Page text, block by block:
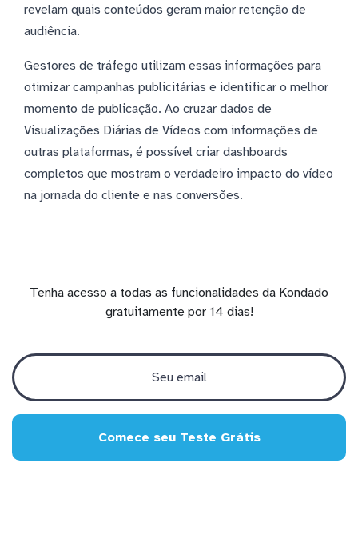
revelam quais conteúdos geram maior retenção de
audiência.
Gestores de tráfego utilizam essas informações para
otimizar campanhas publicitárias e identificar o melhor
momento de publicação. Ao cruzar dados de
Visualizações Diárias de Vídeos com informações de
outras plataformas, é possível criar dashboards
completos que mostram o verdadeiro impacto do vídeo
na jornada do cliente e nas conversões.
Tenha acesso a todas as funcionalidades da Kondado
gratuitamente por 14 dias!
Comece seu Teste Grátis